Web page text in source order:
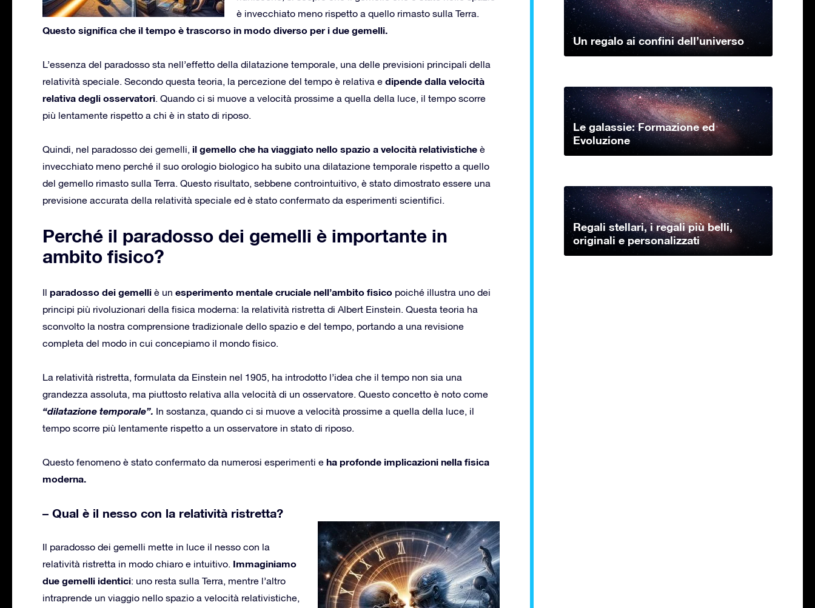
è invecchiato meno rispetto a quello rimasto sulla Terra.
Questo significa che il tempo è trascorso in modo diverso per i due gemelli.
L’essenza del paradosso sta nell’effetto della dilatazione temporale, una delle previsioni principali della
relatività speciale. Secondo questa teoria, la percezione del tempo è relativa e dipende dalla velocità
relativa degli osservatori. Quando ci si muove a velocità prossime a quella della luce, il tempo scorre
più lentamente rispetto a chi è in stato di riposo.
Quindi, nel paradosso dei gemelli, il gemello che ha viaggiato nello spazio a velocità relativistiche è
invecchiato meno perché il suo orologio biologico ha subito una dilatazione temporale rispetto a quello
del gemello rimasto sulla Terra. Questo risultato, sebbene controintuitivo, è stato dimostrato essere una
previsione accurata della relatività speciale ed è stato confermato da esperimenti scientifici.
Perché il paradosso dei gemelli è importante in
ambito fisico?
Il paradosso dei gemelli è un esperimento mentale cruciale nell’ambito fisico poiché illustra uno dei
principi più rivoluzionari della fisica moderna: la relatività ristretta di Albert Einstein. Questa teoria ha
sconvolto la nostra comprensione tradizionale dello spazio e del tempo, portando a una revisione
completa del modo in cui concepiamo il mondo fisico.
La relatività ristretta, formulata da Einstein nel 1905, ha introdotto l’idea che il tempo non sia una
grandezza assoluta, ma piuttosto relativa alla velocità di un osservatore. Questo concetto è noto come
“dilatazione temporale”. In sostanza, quando ci si muove a velocità prossime a quella della luce, il
tempo scorre più lentamente rispetto a un osservatore in stato di riposo.
Questo fenomeno è stato confermato da numerosi esperimenti e ha profonde implicazioni nella fisica
moderna.
– Qual è il nesso con la relatività ristretta?
Il paradosso dei gemelli mette in luce il nesso con la
relatività ristretta in modo chiaro e intuitivo. Immaginiamo
due gemelli identici: uno resta sulla Terra, mentre l’altro
intraprende un viaggio nello spazio a velocità relativistiche,
Un regalo ai confini dell’universo
Le galassie: Formazione ed
Evoluzione
Regali stellari, i regali più belli,
originali e personalizzati